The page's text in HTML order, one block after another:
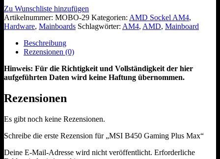
Zu Wunschliste hinzufügen
Artikelnummer: MOBO-29 Kategorien: AMD Sockel AM4,
Hardware, Mainboards Schlagwörter: AM4, AMD, Mainboard
Beschreibung
Rezensionen (0)
Hinweis: Für die Richtigkeit und Vollständigkeit der hier
aufgeführten Daten wird keine Haftung übernommen.
Rezensionen
Es gibt noch keine Rezensionen.
Schreibe die erste Rezension für „MSI B450 Gaming Plus Max“
Deine E-Mail-Adresse wird nicht veröffentlicht. Erforderliche